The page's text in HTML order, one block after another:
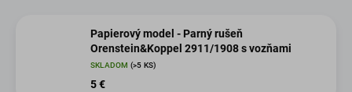
Papierový model - Parný rušeň
Orenstein&Koppel 2911/1908 s vozňami
SKLADOM (>5 KS)
5 €